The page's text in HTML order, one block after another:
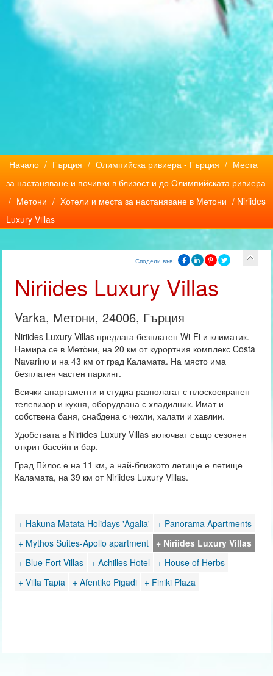
Начало / Гърция / Олимпийска ривиера - Гърция / Места
за настаняване и почивки в близост и до Олимпийската ривиера
/ Метони / Хотели и места за настаняване в Метони / Niriides
Luxury Villas
Сподели във:
Niriides Luxury Villas
Varka, Метони, 24006, Гърция
Niriides Luxury Villas предлага безплатен Wi-Fi и климатик.
Намира се в Мето̀ни, на 20 км от курортния комплекс Costa
Navarino и на 43 км от град Каламата. На място има
безплатен частен паркинг.
Всички апартаменти и студиа разполагат с плоскоекранен
телевизор и кухня, оборудвана с хладилник. Имат и
собствена баня, снабдена с чехли, халати и хавлии.
Удобствата в Niriides Luxury Villas включват също сезонен
открит басейн и бар.
Град Пѝлос е на 11 км, а най-близкото летище е летище
Каламата, на 39 км от Niriides Luxury Villas.
+ Hakuna Matata Holidays 'Agalia'
+ Panorama Apartments
+ Mythos Suites-Apollo apartment
+ Niriides Luxury Villas
+ Blue Fort Villas
+ Achilles Hotel
+ House of Herbs
+ Villa Tapia
+ Afentiko Pigadi + Finiki Plaza